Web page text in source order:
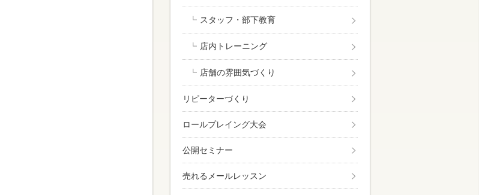
スタッフ・部下教育
店内トレーニング
店舗の雰囲気づくり
リピーターづくり
ロールプレイング大会
公開セミナー
売れるメールレッスン